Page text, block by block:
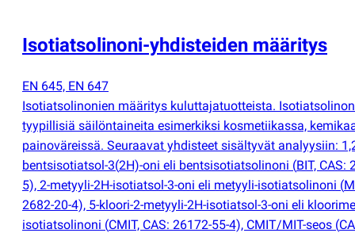
Isotiatsolinoni-yhdisteiden määritys
EN 645, EN 647
Isotiatsolinonien määritys kuluttajatuotteista.
tyypillisiä säilöntaineita esimerkiksi kosmetiikassa,
painoväreissä. Seuraavat yhdisteet sisältyvät analyysiin:
bentsisotiatsol-3(2H)-oni eli bentsisotiatsolinoni (BIT, CAS:
5), 2-metyyli-2H-isotiatsol-3-oni eli metyyli-isotiatsolinoni (
2682-20-4), 5-kloori-2-metyyli-2H-isotiatsol-3-oni eli
isotiatsolinoni (CMIT, CAS: 26172-55-4), CMIT/MIT-seos (